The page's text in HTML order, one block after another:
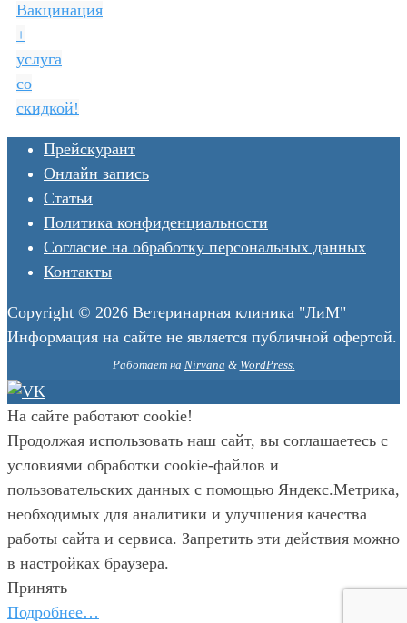
Вакцинация
+
услуга
со
скидкой!
Прейскурант
Онлайн запись
Статьи
Политика конфиденциальности
Согласие на обработку персональных данных
Контакты
Copyright © 2026 Ветеринарная клиника "ЛиМ"
Информация на сайте не является публичной офертой.
Работает на Nirvana & WordPress.
На сайте работают cookie!
Продолжая использовать наш сайт, вы соглашаетесь с
условиями обработки cookie-файлов и
пользовательских данных с помощью Яндекс.Метрика,
необходимых для аналитики и улучшения качества
работы сайта и сервиса. Запретить эти действия можно
в настройках браузера.
Принять
Подробнее…